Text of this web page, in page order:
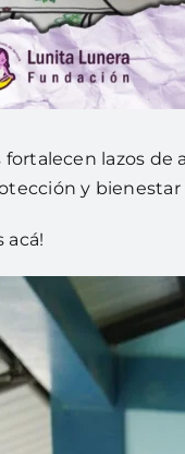
fortalecen lazos de
y bienestar
acá!